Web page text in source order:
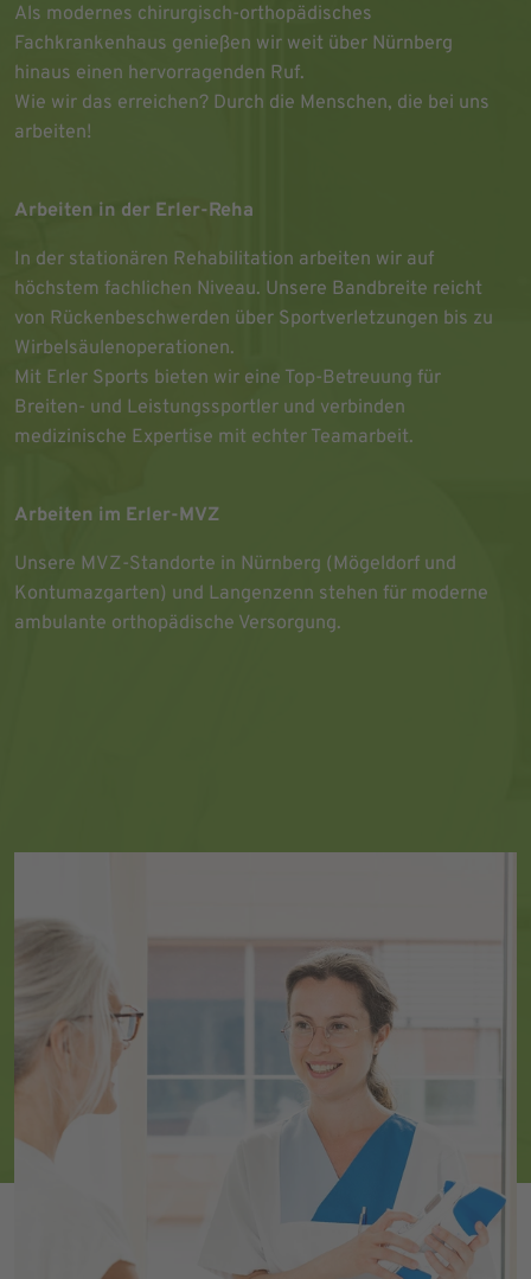
Als modernes chirurgisch-orthopädisches
Fachkrankenhaus genießen wir weit über Nürnberg
hinaus einen hervorragenden Ruf.
Wie wir das erreichen? Durch die Menschen, die bei uns
arbeiten!
Arbeiten in der Erler-Reha
In der stationären Rehabilitation arbeiten wir auf
höchstem fachlichen Niveau. Unsere Bandbreite reicht
von Rückenbeschwerden über Sportverletzungen bis zu
Wirbelsäulenoperationen.
Mit Erler Sports bieten wir eine Top-Betreuung für
Breiten- und Leistungssportler und verbinden
medizinische Expertise mit echter Teamarbeit.
Arbeiten im Erler-MVZ
Unsere MVZ-Standorte in Nürnberg (Mögeldorf und
Kontumazgarten) und Langenzenn stehen für moderne
ambulante orthopädische Versorgung.